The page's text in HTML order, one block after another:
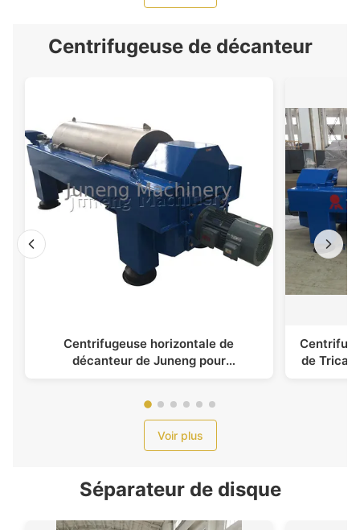
Centrifugeuse de décanteur
Centrifugeuse horizontale de
décanteur de Juneng pour
de
Voir plus
Séparateur de disque